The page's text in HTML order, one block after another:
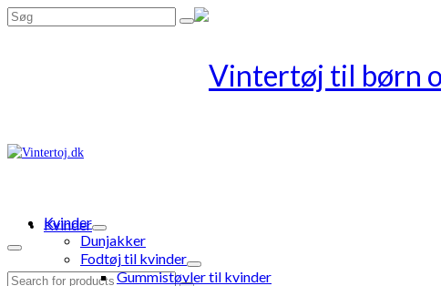
Search
Kvinder
Search
Kvinder
Dunjakker
Fodtøj til kvinder
Gummistøvler til kvinder